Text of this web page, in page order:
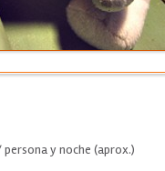
y noche (aprox.)